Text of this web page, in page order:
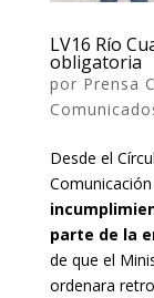
LV16 Río
obligatoria
por Prensa
Desde el
parte de la
de que el
ordenara